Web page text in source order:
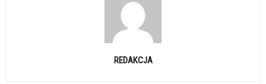
REDAKCJA